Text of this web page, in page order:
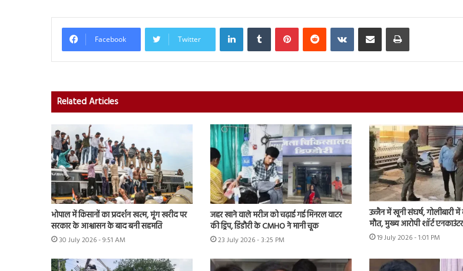
Facebook Twitter
LinkedInTumblr PinterestReddit VKontakteShare via Email Print
Related Articles
भोपाल में किसानों का प्रदर्शन खत्म, मूंग खरीद पर
सरकार के आश्वासन के बाद बनी सहमति
30 July 2026 - 9:51 AM
जहर खाने वाले मरीज को चढ़ाई गई मिनरल वाटर
की ड्रिप, डिंडौरी के CMHO ने मानी चूक
23 July 2026 - 3:25 PM
उज्जैन में खूनी संघर्ष, गोलीबारी
मौत, मुख्य आरोपी शॉर्ट
19 July 2026 - 1:01 PM